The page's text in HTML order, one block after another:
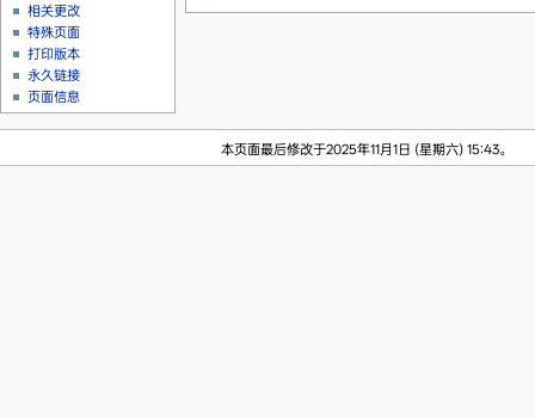
相关更改
特殊页面
打印版本
永久链接
页面信息
本页面最后修改于2025年11月1日 (星期六) 15:43。